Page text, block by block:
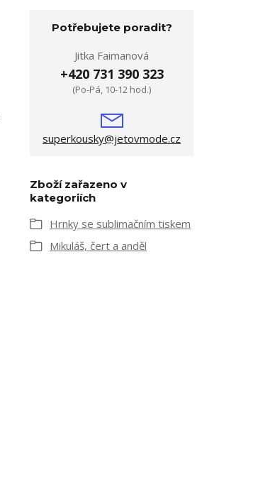
Potřebujete poradit?
Jitka Faimanová
+420 731 390 323
(Po-Pá, 10-12 hod.)
superkousky@jetovmode.cz
Zboží zařazeno v
kategoriích
Hrnky se sublimačním tiskem
Mikuláš, čert a anděl